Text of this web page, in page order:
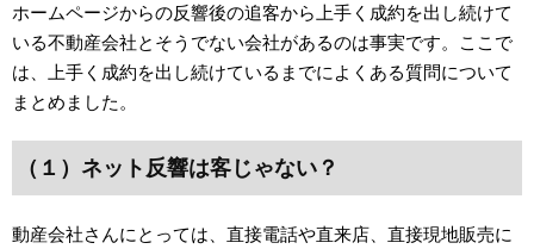
ホームページからの反響後の追客から上手く成約を出し続けて
いる不動産会社とそうでない会社があるのは事実です。ここで
は、上手く成約を出し続けているまでによくある質問について
まとめました。
（１）ネット反響は客じゃない？
動産会社さんにとっては、直接電話や直来店、直接現地販売に